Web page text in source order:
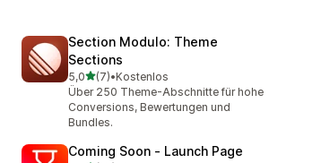
Section Modulo: Theme
Sections
5,0von 5 Sternen
(7)
7 Rezensionen insgesamt
•Kostenlos
Über 250 Theme-Abschnitte für hohe
Conversions, Bewertungen und
Bundles.
Coming Soon ‑ Launch Page